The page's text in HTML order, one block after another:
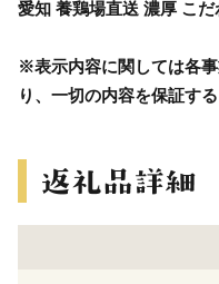
愛知 養鶏場直送 濃厚 こだ
※表示内容に関しては各
り、一切の内容を保証す